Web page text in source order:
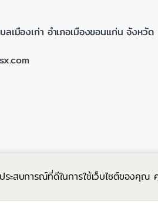
เมืองเก่า อำเภอเมืองขอนแก่น จังหวัด
ระสบการณ์ที่ดีในการใช้เว็บไซต์ของคุ